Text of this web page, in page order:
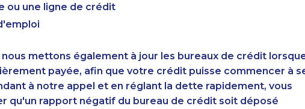
ou une ligne de crédit
nous mettons également à jour les bureaux de crédit
payée, afin que votre crédit puisse commencer à
à notre appel et en réglant la dette rapidement, vous
qu'un rapport négatif du bureau de crédit soit déposé